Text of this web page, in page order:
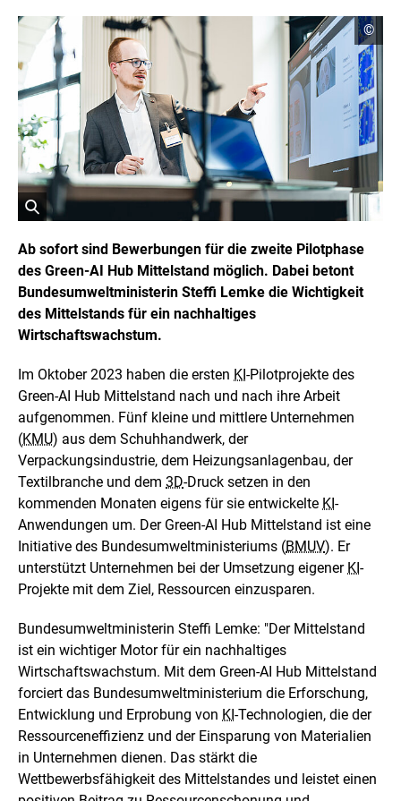
f
n
e
t
B
l
d
i
n
e
i
n
e
r
v
e
r
g
r
ß
e
r
t
e
n
D
a
r
s
t
C
o
p
y
r
i
g
h
t
I
f
o
r
a
t
o
n
©
Ab sofort sind Bewerbungen für die zweite Pilotphase
des Green-AI Hub Mittelstand möglich. Dabei betont
Bundesumweltministerin Steffi Lemke die Wichtigkeit
des Mittelstands für ein nachhaltiges
Wirtschaftswachstum.
Im Oktober 2023 haben die ersten KI-Pilotprojekte des
Green-AI Hub Mittelstand nach und nach ihre Arbeit
aufgenommen. Fünf kleine und mittlere Unternehmen
(KMU) aus dem Schuhhandwerk, der
Verpackungsindustrie, dem Heizungsanlagenbau, der
Textilbranche und dem 3D-Druck setzen in den
kommenden Monaten eigens für sie entwickelte KI-
Anwendungen um. Der Green-AI Hub Mittelstand ist eine
Initiative des Bundesumweltministeriums (BMUV). Er
unterstützt Unternehmen bei der Umsetzung eigener KI-
Projekte mit dem Ziel, Ressourcen einzusparen.
Bundesumweltministerin Steffi Lemke: "Der Mittelstand
ist ein wichtiger Motor für ein nachhaltiges
Wirtschaftswachstum. Mit dem Green-AI Hub Mittelstand
forciert das Bundesumweltministerium die Erforschung,
Entwicklung und Erprobung von KI-Technologien, die der
Ressourceneffizienz und der Einsparung von Materialien
in Unternehmen dienen. Das stärkt die
Wettbewerbsfähigkeit des Mittelstandes und leistet einen